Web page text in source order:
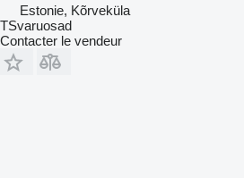
Estonie, Kõrveküla
TSvaruosad
Contacter le vendeur